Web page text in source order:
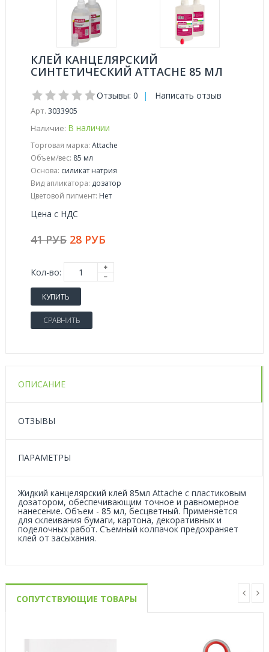
КЛЕЙ КАНЦЕЛЯРСКИЙ
СИНТЕТИЧЕСКИЙ ATTACHE 85 МЛ
Отзывы: 0 | Написать отзыв
Арт. 3033905
Наличие: В наличии
Торговая марка: Attache
Объем/вес: 85 мл
Основа: силикат натрия
Вид апликатора: дозатор
Цветовой пигмент: Нет
Цена с НДС
41 РУБ 28 РУБ
Кол-во:
КУПИТЬ
СРАВНИТЬ
ОПИСАНИЕ
ОТЗЫВЫ
ПАРАМЕТРЫ
Жидкий канцелярский клей 85мл Attache с пластиковым
дозатором, обеспечивающим точное и равномерное
нанесение. Объем - 85 мл, бесцветный. Применяется
для склеивания бумаги, картона, декоративных и
поделочных работ. Съемный колпачок предохраняет
клей от засыхания.
СОПУТСТВУЮЩИЕ ТОВАРЫ